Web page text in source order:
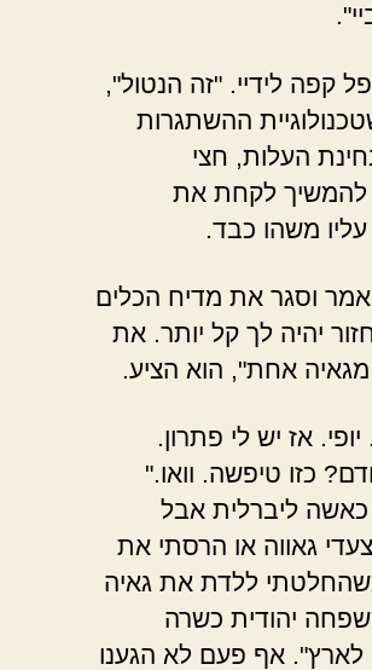
קפה לידיי. "זה הנטול",
ההשתגרות
העלות, חצי
להמשיך לקחת את
משהו כבד.
וסגר את מדיח הכלים
יהיה לך קל יותר. את
מגאיה אחת", הוא הציע.
אז יש לי פתרון.
כזו טיפשה. וואו."
ליברלית אבל
גאווה או הרסתי את
ללדת את גאיה
יהודית כשרה
לארץ". אף פעם לא הגענו